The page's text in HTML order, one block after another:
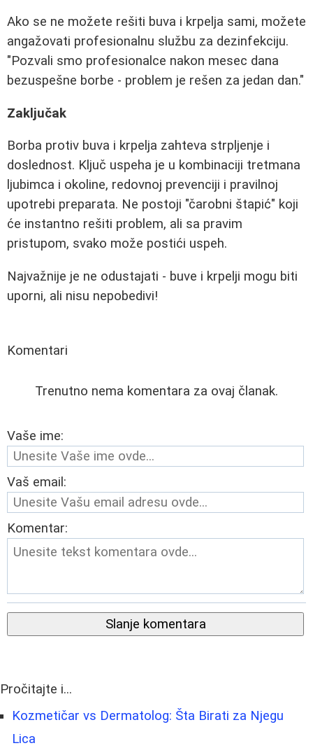
Ako se ne možete rešiti buva i krpelja sami, možete
angažovati profesionalnu službu za dezinfekciju.
"Pozvali smo profesionalce nakon mesec dana
bezuspešne borbe - problem je rešen za jedan dan."
Zaključak
Borba protiv buva i krpelja zahteva strpljenje i
doslednost. Ključ uspeha je u kombinaciji tretmana
ljubimca i okoline, redovnoj prevenciji i pravilnoj
upotrebi preparata. Ne postoji "čarobni štapić" koji
će instantno rešiti problem, ali sa pravim
pristupom, svako može postići uspeh.
Najvažnije je ne odustajati - buve i krpelji mogu biti
uporni, ali nisu nepobedivi!
Komentari
Trenutno nema komentara za ovaj članak.
Vaše ime:
Vaš email:
Komentar:
Slanje komentara
Pročitajte i...
Kozmetičar vs Dermatolog: Šta Birati za Njegu
Lica